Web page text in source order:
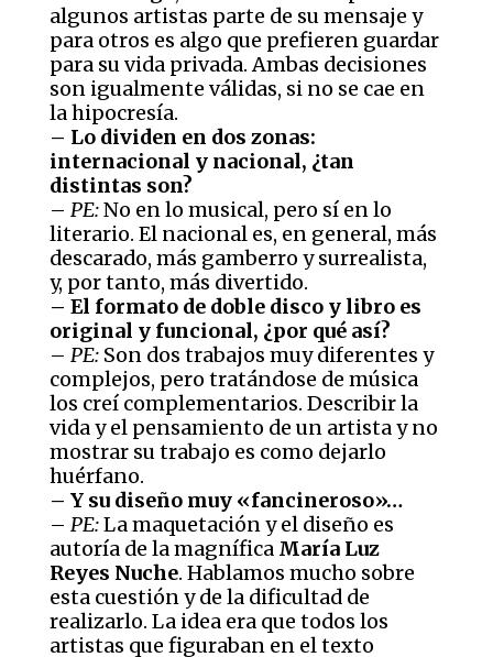
algunos artistas parte de su mensaje y
para otros es algo que prefieren guardar
para su vida privada. Ambas decisiones
son igualmente válidas, si no se cae en
la hipocresía.
– Lo dividen en dos zonas:
internacional y nacional, ¿tan
distintas son?
– PE:No en lo musical, pero sí en lo
literario. El nacional es, en general, más
descarado, más gamberro y surrealista,
y, por tanto, más divertido.
– El formato de doble disco y libro es
original y funcional, ¿por qué así?
– PE:Son dos trabajos muy diferentes y
complejos, pero tratándose de música
los creí complementarios. Describir la
vida y el pensamiento de un artista y no
mostrar su trabajo es como dejarlo
huérfano.
– Y su diseño muy «fancineroso»…
– PE:La maquetación y el diseño es
autoría de la magnífica María Luz
Reyes Nuche. Hablamos mucho sobre
esta cuestión y de la dificultad de
realizarlo. La idea era que todos los
artistas que figuraban en el texto